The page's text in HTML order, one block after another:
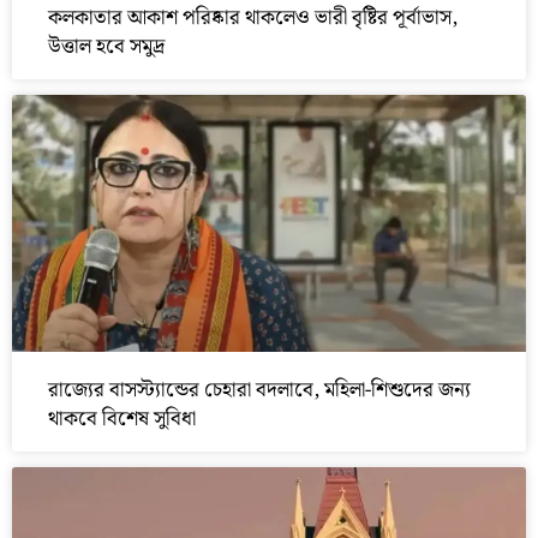
কলকাতার আকাশ পরিষ্কার থাকলেও ভারী বৃষ্টির পূর্বাভাস,
উত্তাল হবে সমুদ্র
রাজ্যের বাসস্ট্যান্ডের চেহারা বদলাবে, মহিলা-শিশুদের জন্য
থাকবে বিশেষ সুবিধা